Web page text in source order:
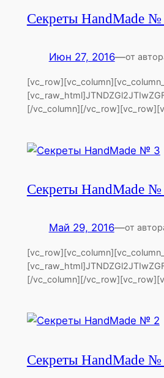
Секреты HandMade
Июн 27, 2016—от
[/vc_column][/
Секреты HandMade №
Май 29, 2016—от
[/vc_column][/
Секреты HandMade №